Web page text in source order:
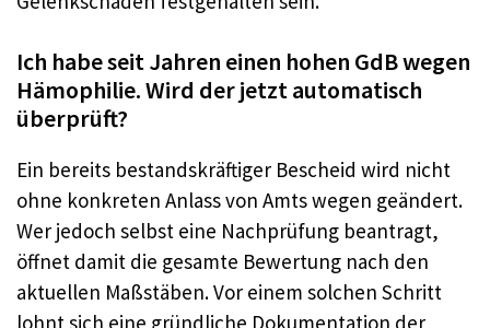
Ich habe seit Jahren einen hohen GdB wegen
Hämophilie. Wird der jetzt automatisch
überprüft?
Ein bereits bestandskräftiger Bescheid wird nicht
ohne konkreten Anlass von Amts wegen geändert.
Wer jedoch selbst eine Nachprüfung beantragt,
öffnet damit die gesamte Bewertung nach den
aktuellen Maßstäben. Vor einem solchen Schritt
lohnt sich eine gründliche Dokumentation der